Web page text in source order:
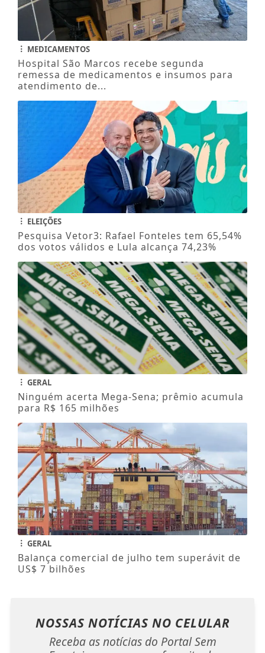
MEDICAMENTOS
Hospital São Marcos recebe segunda
remessa de medicamentos e insumos para
atendimento de...
ELEIÇÕES
Pesquisa Vetor3: Rafael Fonteles tem 65,54%
dos votos válidos e Lula alcança 74,23%
GERAL
Ninguém acerta Mega-Sena; prêmio acumula
para R$ 165 milhões
GERAL
Balança comercial de julho tem superávit de
US$ 7 bilhões
NOSSAS NOTÍCIAS NO CELULAR
Receba as notícias do Portal Sem